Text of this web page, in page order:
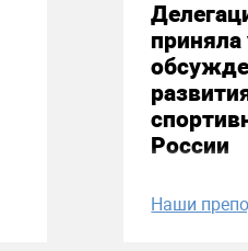
приняла
России
Наши